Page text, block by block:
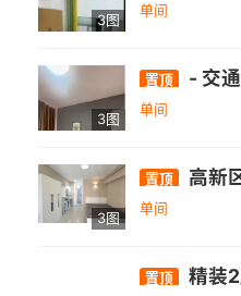
3图
单间
3图
置顶 - 交通配套：周边
单间
3图
置顶 高新
单间
置顶 精装